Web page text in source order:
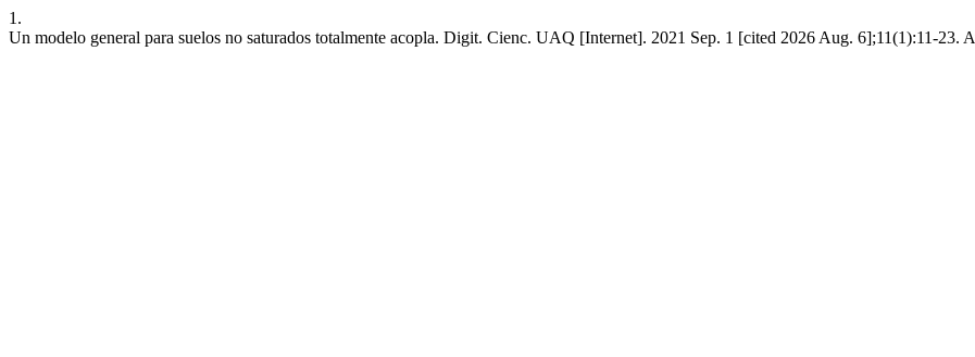
1.
Un modelo general para suelos no saturados totalmente acopla. Digit. Cienc. UAQ [Internet]. 2021 Sep. 1 [cited 2026 Aug. 6];11(1):11-23.